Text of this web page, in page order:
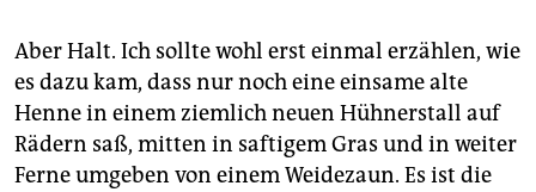
Aber Halt. Ich sollte wohl erst einmal erzählen, wie
es dazu kam, dass nur noch eine einsame alte
Henne in einem ziemlich neuen Hühnerstall auf
Rädern saß, mitten in saftigem Gras und in weiter
Ferne umgeben von einem Weidezaun. Es ist die